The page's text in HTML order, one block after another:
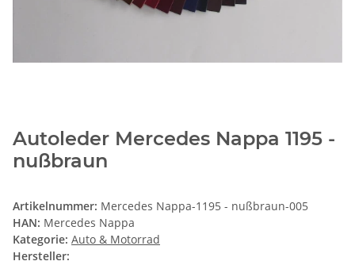
Autoleder Mercedes Nappa 1195 -
nußbraun
Artikelnummer: Mercedes Nappa-1195 - nußbraun-005
HAN: Mercedes Nappa
Kategorie: Auto & Motorrad
Hersteller: